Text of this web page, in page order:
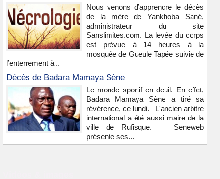
Nous venons d’apprendre le décès
de la mère de Yankhoba Sané,
administrateur du site
Sanslimites.com. La levée du corps
est prévue à 14 heures à la
mosquée de Gueule Tapée suivie de
l’enterrement à...
Décès de Badara Mamaya Sène
Le monde sportif en deuil. En effet,
Badara Mamaya Sène a tiré sa
révérence, ce lundi. L'ancien arbitre
international a été aussi maire de la
ville de Rufisque. Seneweb
présente ses...